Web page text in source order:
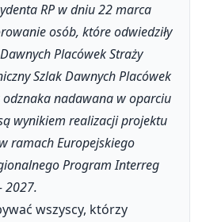
RP w dniu 22 marca
osób, które odwiedziły
Placówek Straży
Szlak Dawnych Placówek
odznaka nadawana w oparciu
wynikiem realizacji projektu
ramach Europejskiego
Program Interreg
2027.
wszyscy, którzy